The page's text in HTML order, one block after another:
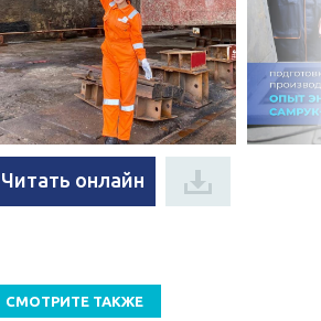
Читать онлайн
СМОТРИТЕ ТАКЖЕ